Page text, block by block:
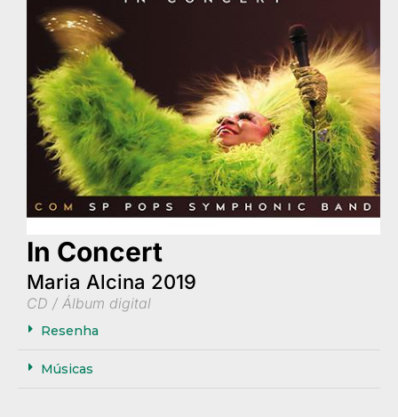
In Concert
Maria Alcina 2019
CD / Álbum digital
Resenha
Músicas